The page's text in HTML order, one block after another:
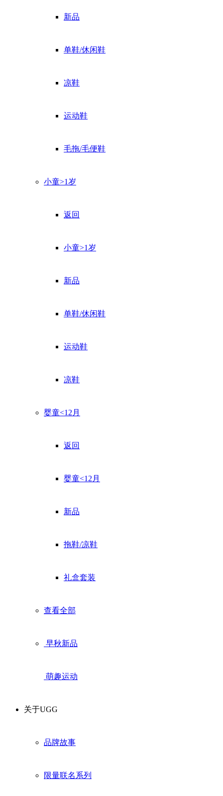
新品
单鞋/休闲鞋
凉鞋
运动鞋
毛拖/毛便鞋
小童>1岁
返回
小童>1岁
新品
单鞋/休闲鞋
运动鞋
凉鞋
婴童<12月
返回
婴童<12月
新品
拖鞋/凉鞋
礼盒套装
查看全部
早秋新品
萌趣运动
关于UGG
品牌故事
限量联名系列